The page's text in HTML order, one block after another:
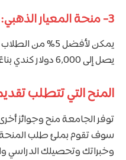
3- منحة المعيار الذهبي:
يمكن لأفضل 5%
يصل إلى 6,000 دولار كندي بناءً على متوسط ​​القبول.
المنح التي تتطلب
توفر الجامعة منح وجوائز
سوف تقوم بملئ طلب المنحة
وخبراتك وتحصيلك الدراسي